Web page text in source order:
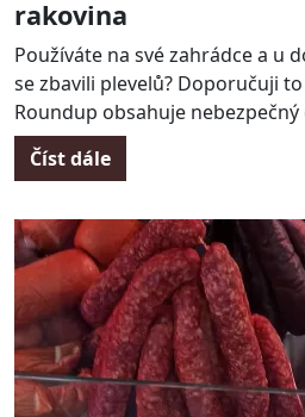
rakovina
Používáte na své zahrádce a u
se zbavili plevelů? Doporučuji
Roundup obsahuje
Číst dále